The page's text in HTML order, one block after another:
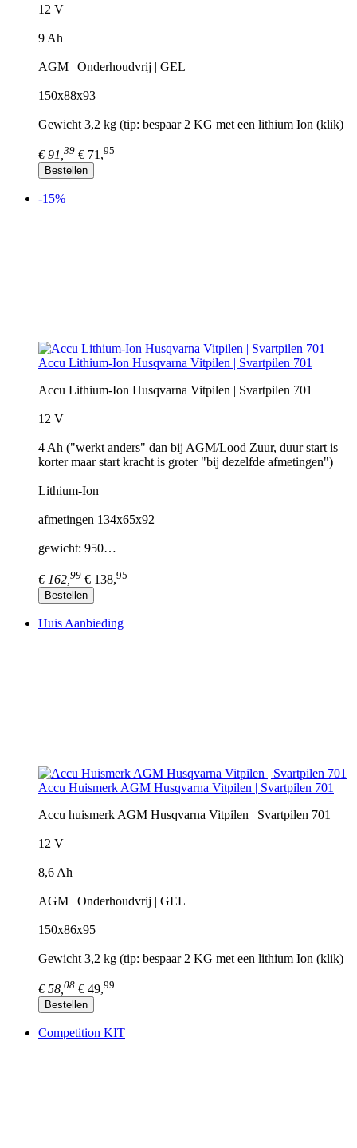
12 V
9 Ah
AGM | Onderhoudvrij | GEL
150x88x93
Gewicht 3,2 kg (tip: bespaar 2 KG met een lithium Ion (klik)
€ 91, 39 € 71,95
Bestellen
-15%
Accu Lithium-Ion Husqvarna Vitpilen | Svartpilen 701
Accu Lithium-Ion Husqvarna Vitpilen | Svartpilen 701
12 V
4 Ah ("werkt anders" dan bij AGM/Lood Zuur, duur start is
korter maar start kracht is groter "bij dezelfde afmetingen")
Lithium-Ion
afmetingen 134x65x92
gewicht: 950…
€ 162, 99 € 138,95
Bestellen
Huis Aanbieding
Accu Huismerk AGM Husqvarna Vitpilen | Svartpilen 701
Accu huismerk AGM Husqvarna Vitpilen | Svartpilen 701
12 V
8,6 Ah
AGM | Onderhoudvrij | GEL
150x86x95
Gewicht 3,2 kg (tip: bespaar 2 KG met een lithium Ion (klik)
€ 58, 08 € 49,99
Bestellen
Competition KIT